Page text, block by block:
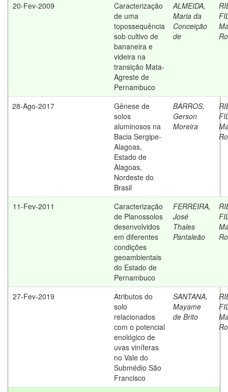
20-Fev-2009
Caracterização
de uma
topossequência
sob cultivo de
bananeira e
videira na
transição Mata-
Agreste de
Pernambuco
ALMEIDA,
Maria da
Conceição
de
28-Ago-2017
Gênese de
solos
aluminosos na
Bacia Sergipe-
Alagoas,
Estado de
Alagoas,
Nordeste do
Brasil
BARROS,
Gerson
Moreira
11-Fev-2011
Caracterização
de Planossolos
desenvolvidos
em diferentes
condições
geoambientais
do Estado de
Pernambuco
FERREIRA,
José
Thales
Pantaleão
27-Fev-2019
Atributos do
solo
relacionados
com o potencial
enológico de
uvas viníferas
no Vale do
Submédio São
Francisco
SANTANA,
Mayame
de Brito